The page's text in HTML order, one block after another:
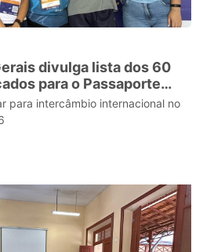
divulga lista dos 60
para o Passaporte
para intercâmbio internacional no